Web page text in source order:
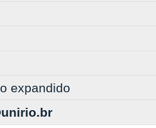
expandido